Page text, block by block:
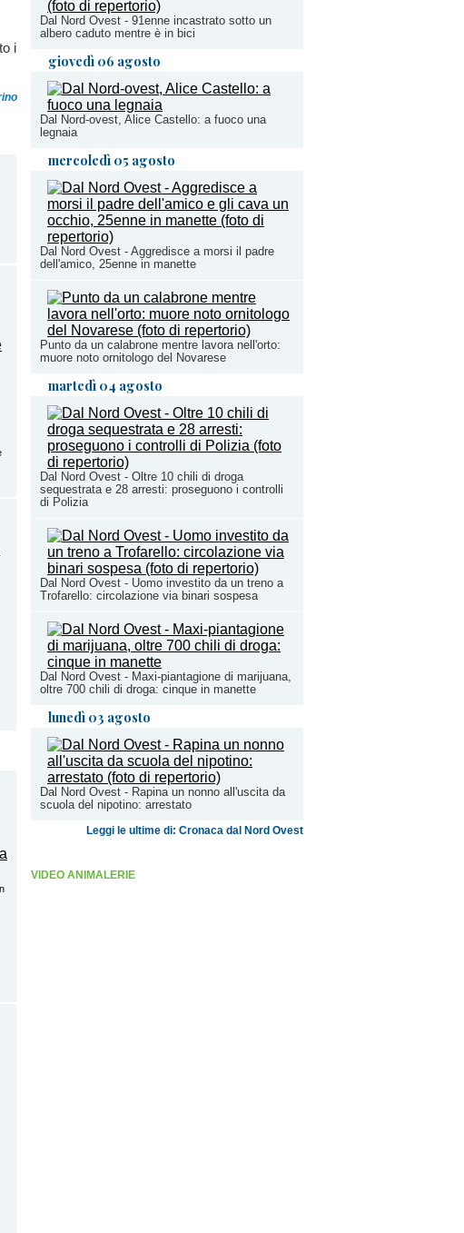
Dal Nord Ovest - 91enne incastrato sotto un
albero caduto mentre è in bici
giovedì 06 agosto
Dal Nord-ovest, Alice Castello: a fuoco una
legnaia
mercoledì 05 agosto
Dal Nord Ovest - Aggredisce a morsi il padre
dell'amico, 25enne in manette
Punto da un calabrone mentre lavora nell'orto:
muore noto ornitologo del Novarese
martedì 04 agosto
Dal Nord Ovest - Oltre 10 chili di droga
sequestrata e 28 arresti: proseguono i controlli
di Polizia
Dal Nord Ovest - Uomo investito da un treno a
Trofarello: circolazione via binari sospesa
Dal Nord Ovest - Maxi-piantagione di marijuana,
oltre 700 chili di droga: cinque in manette
lunedì 03 agosto
Dal Nord Ovest - Rapina un nonno all'uscita da
scuola del nipotino: arrestato
Leggi le ultime di: Cronaca dal Nord Ovest
VIDEO ANIMALERIE
i